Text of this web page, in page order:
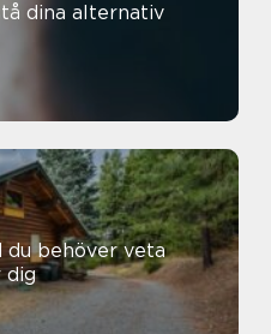
dina alternativ
dig